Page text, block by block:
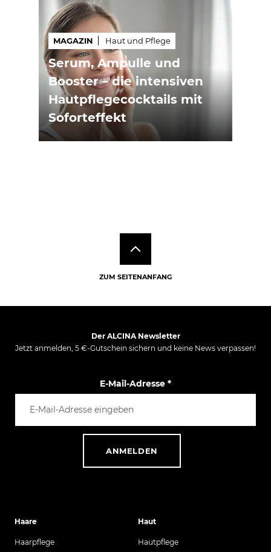
MAGAZIN Haut und Pflege
Serum, Ampulle und
Booster – die intensiven
Hautpflegecocktails mit
Soforteffekt
ZUM SEITENANFANG
Der ALCINA Newsletter
Jetzt anmelden, 5 €-Gutschein sichern und keine News verpassen!
E-Mail-Adresse *
ANMELDEN
Haare
Haarpflege
Haut
Hautpflege